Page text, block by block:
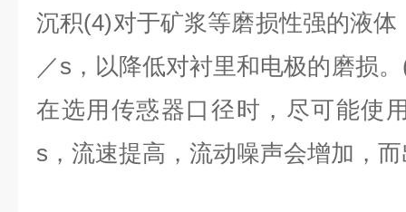
沉积(4)对于矿浆等磨损性强的液
／s ，以降低对衬里和电极的磨损。
在选用传惑器口径时，尽可能使
s ，流速提高，流动噪声会增加，